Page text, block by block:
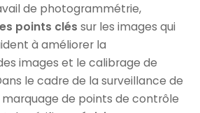
de photogrammétrie,
points clés sur les images qui
à améliorer la
images et le calibrage de
le cadre de la surveillance de
de points de contrôle